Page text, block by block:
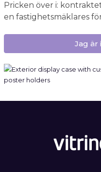
Pricken över i:
en fastighetsmäklares
Jag är